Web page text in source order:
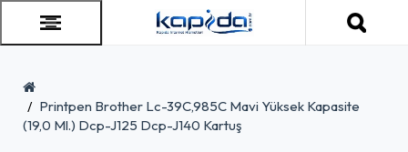
Printpen Brother Lc-39C,985C Mavi Yüksek Kapasite
(19,0 Ml.) Dcp-J125 Dcp-J140 Kartuş